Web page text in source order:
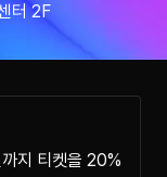
터 2F
지 티켓을 20%